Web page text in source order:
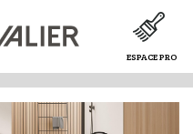
ESPACE PRO